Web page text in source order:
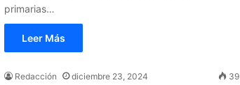
primarias…
Leer Más
Redacción diciembre 23, 2024 39